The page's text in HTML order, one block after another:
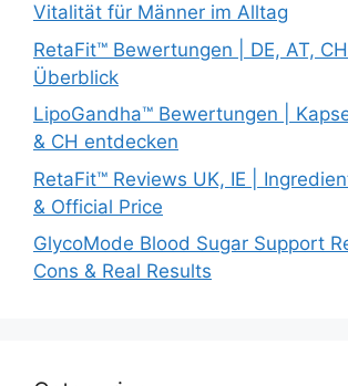
Vitalität für Männer im Alltag
RetaFit™ Bewertungen | DE, AT,
Überblick
LipoGandha™ Bewertungen |
& CH entdecken
RetaFit™ Reviews UK, IE |
& Official Price
GlycoMode Blood Sugar Support
Cons & Real Results